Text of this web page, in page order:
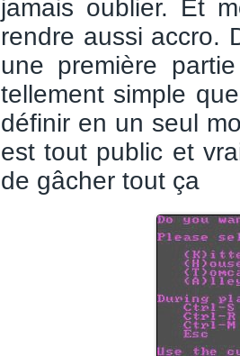
jamais oublier. Et
rendre aussi accro.
une première
tellement simple
définir en un seul
est tout public et
de gâcher tout ça